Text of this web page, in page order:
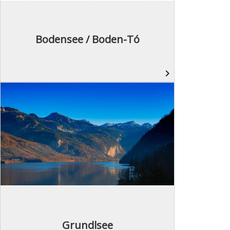
Bodensee / Boden-Tó
navigate_next
Grundlsee